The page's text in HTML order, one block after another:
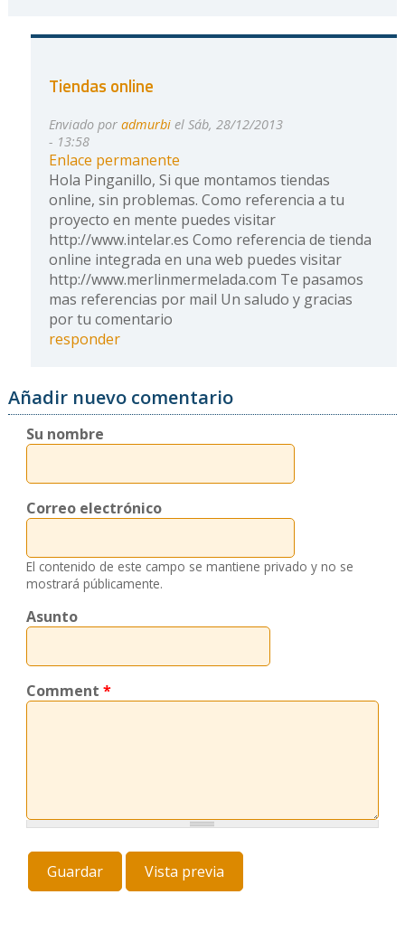
Tiendas online
Enviado por admurbiel Sáb, 28/12/2013
- 13:58
Enlace permanente
Hola Pinganillo, Si que montamos tiendas
online, sin problemas. Como referencia a tu
proyecto en mente puedes visitar
http://www.intelar.es Como referencia de tienda
online integrada en una web puedes visitar
http://www.merlinmermelada.com Te pasamos
mas referencias por mail Un saludo y gracias
por tu comentario
responder
Añadir nuevo comentario
Su nombre
Correo electrónico
El contenido de este campo se mantiene privado y no se
mostrará públicamente.
Asunto
Comment *